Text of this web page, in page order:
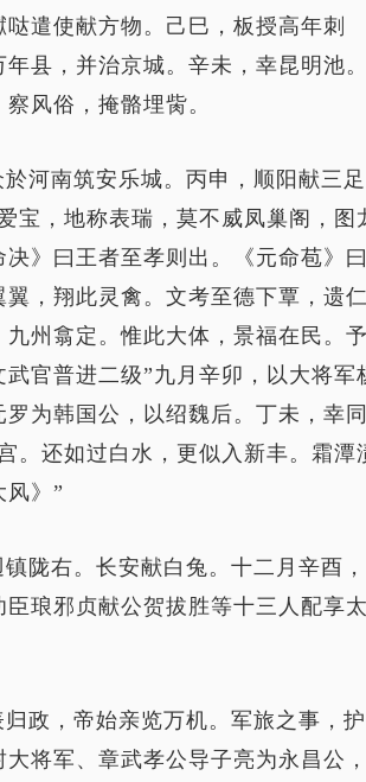
遣使献方物。己巳，板授高年刺
县，并治京城。辛未，幸昆明池。
风俗，掩骼埋胔。
河南筑安乐城。丙申，顺阳献三足
宝，地称表瑞，莫不威凤巢阁，图
》曰王者至孝则出。《元命苞》曰
，翔此灵禽。文考至德下覃，遗仁
州翕定。惟此大体，景福在民。予
官普进二级”九月辛卯，以大将军
为韩国公，以绍魏后。丁未，幸同
。还如过白水，更似入新丰。霜潭
》”
陇右。长安献白兔。十二月辛酉，
琅邪贞献公贺拔胜等十三人配享太
政，帝始亲览万机。军旅之事，护
将军、章武孝公导子亮为永昌公，